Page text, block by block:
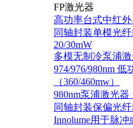
FP激光器
高功率台式中红外
同轴封装单模光
20/30mW
多模无制冷泵浦
974/976/980nm 低
（360/460mw）
980nm泵浦激光器
同轴封装保偏光
Innolume用于脉